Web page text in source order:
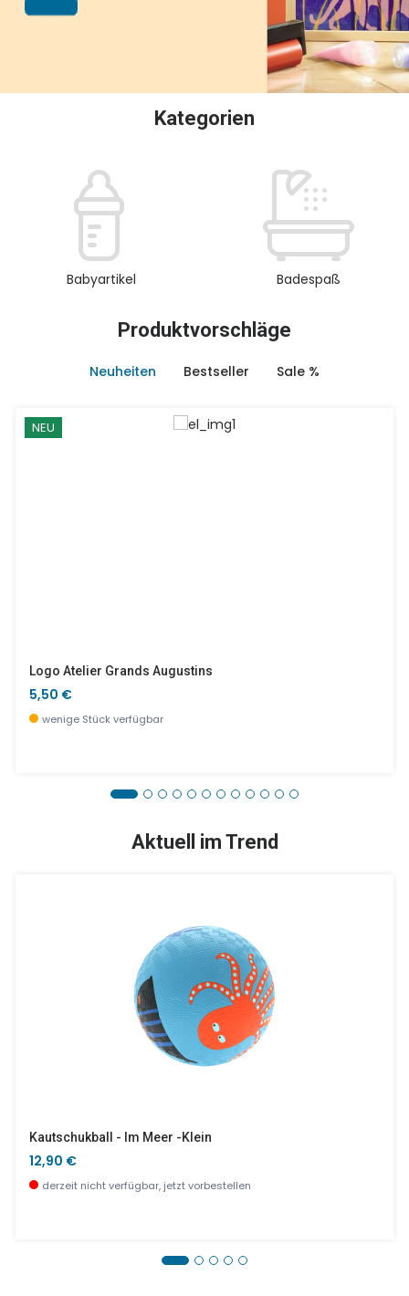
Kategorien
Babyartikel Badespaß
Produktvorschläge
Neuheiten Bestseller Sale %
NEU
Logo Atelier Grands Augustins
5,50 €
wenige Stück verfügbar
Schildkröte MUM & BABY Blau SAUVENOU
Aktuell im Trend
Kautschukball - Im Meer -klein
12,90 €
derzeit nicht verfügbar, jetzt vorbestellen